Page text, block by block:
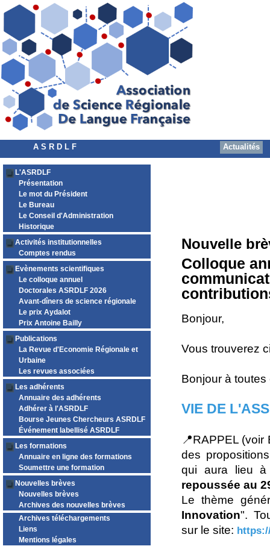
A S R D L F Actualités
L'ASRDLF
Présentation
Le mot du Président
Le Bureau
Le Conseil d'Administration
Historique
Activités institutionnelles
Comptes rendus
Evènements scientifiques
Le colloque annuel
Doctorales ASRDLF 2026
Avant-dîners de science régionale
Le prix Aydalot
Prix Antoine Bailly
Publications
La Revue d'Economie Régionale et
Urbaine
Les revues associées
Les adhérents
Annuaire des adhérents
Adhérer à l'ASRDLF
Bourse Jeunes Chercheurs ASRDLF
Événement labellisé ASRDLF
Les formations
Annuaire en ligne des formations
Soumettre une formation
Nouvelles brèves
Nouvelles brèves
Archives des nouvelles brèves
Archives téléchargements
Liens
Mentions légales
Nouvelle
Colloque
Bonjour,
Vous trouverez
Bonjour à toutes
VIE DE
📍RAPPEL
des
qui aura lieu
repoussée au
Le thème
Innovation".
sur le site: